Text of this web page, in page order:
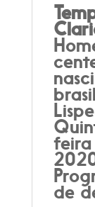
de